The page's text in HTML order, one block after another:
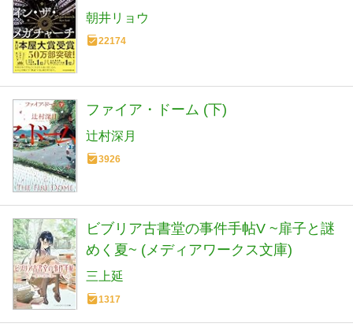
朝井リョウ
22174
ファイア・ドーム (下)
辻村深月
3926
ビブリア古書堂の事件手帖V ~扉子と謎
めく夏~ (メディアワークス文庫)
三上延
1317